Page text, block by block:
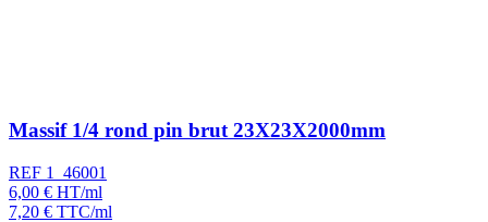
Massif 1/4 rond pin brut 23X23X2000mm
REF 1_46001
6,00 € HT/ml
7,20 € TTC/ml